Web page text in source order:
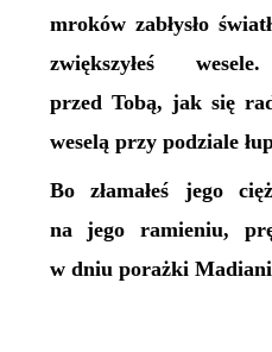
mroków zabłysło
zwiększyłeś
przed Tobą, jak się
weselą przy podziale
Bo złamałeś jego
na jego ramieniu,
w dniu porażki